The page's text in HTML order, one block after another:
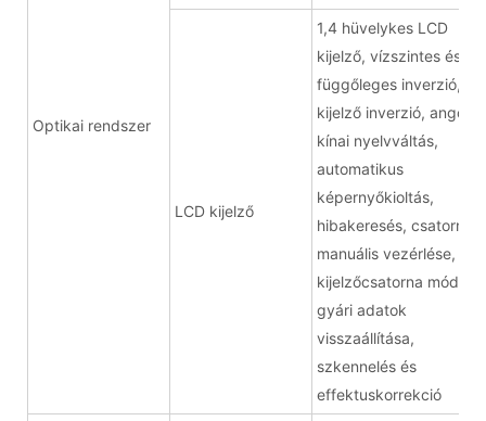
Optikai rendszer
LCD kijelző
1,4 hüvelykes LCD
kijelző, vízszintes és
függőleges inverzió,
kijelző inverzió, angol-
kínai nyelvváltás,
automatikus
képernyőkioltás,
hibakeresés, csatorna
manuális vezérlése,
kijelzőcsatorna mód,
gyári adatok
visszaállítása,
szkennelés és
effektuskorrekció